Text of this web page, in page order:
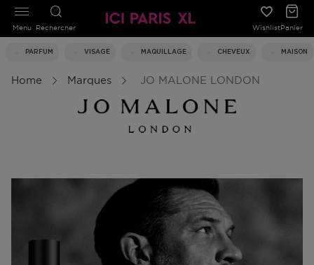
Rechercher WishlistPanier
PARFUM VISAGE MAQUILLAGE CHEVEUX MAISON
Menu
Home Marques JO MALONE LONDON